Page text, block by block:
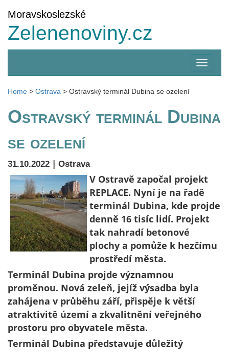
Moravskoslezské
Zelenenoviny.cz
menu
Home > Ostrava > Ostravský terminál Dubina se ozelení
Ostravský terminál Dubina
se ozelení
31.10.2022 | Ostrava
V Ostravě započal projekt
REPLACE. Nyní je na řadě
terminál Dubina, kde projde
denně 16 tisíc lidí. Projekt
tak nahradí betonové
plochy a pomůže k hezčímu
prostředí města.
Terminál Dubina projde významnou
proměnou. Nová zeleň, jejíž výsadba byla
zahájena v průběhu září, přispěje k větší
atraktivitě území a zkvalitnění veřejného
prostoru pro obyvatele města.
Terminál Dubina představuje důležitý